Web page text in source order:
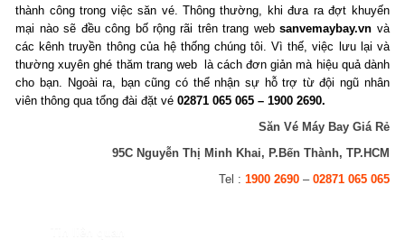
thành công trong việc săn vé. Thông thường, khi đưa ra đợt khuyến
mại nào sẽ đều công bố rộng rãi trên trang websanvemaybay.vn và
các kênh truyền thông của hệ thống chúng tôi. Vì thế, việc lưu lại và
thường xuyên ghé thăm trang web là cách đơn giản mà hiệu quả dành
cho bạn. Ngoài ra, bạn cũng có thể nhận sự hỗ trợ từ đội ngũ nhân
viên thông qua tổng đài đặt vé02871 065 065 – 1900 2690.
Săn Vé Máy Bay Giá Rẻ
95C Nguyễn Thị Minh Khai, P.Bến Thành, TP.HCM
Tel : 1900 2690– 02871 065 065